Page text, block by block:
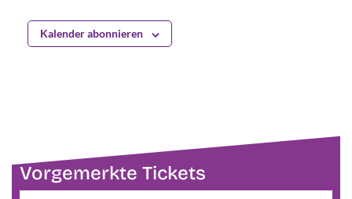
Kalender abonnieren
Vorgemerkte Tickets